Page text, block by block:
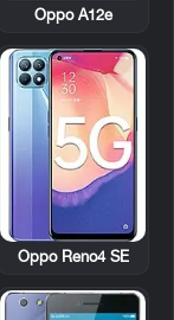
Oppo A12e
Oppo Reno4 SE